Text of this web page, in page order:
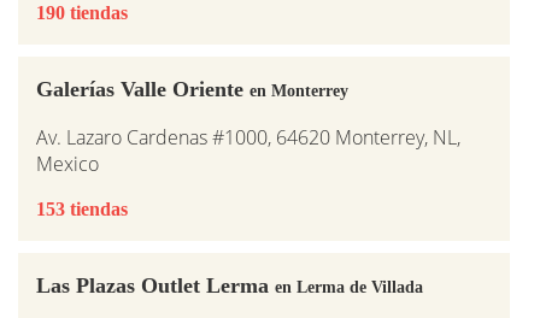
190 tiendas
Galerías Valle Oriente en Monterrey
Av. Lazaro Cardenas #1000, 64620 Monterrey, NL,
Mexico
153 tiendas
Las Plazas Outlet Lerma en Lerma de Villada